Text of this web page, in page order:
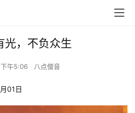
光，不负众生
午5:06 八点僧音
01日